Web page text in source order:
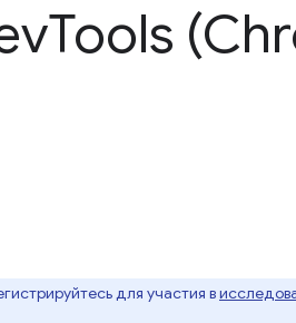
Tools
для участия в